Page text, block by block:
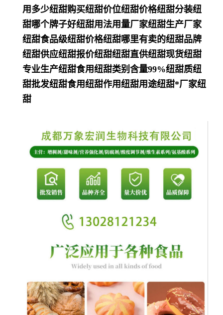
用多少纽甜购买纽甜价位纽甜价格纽甜分装纽
甜哪个牌子好纽甜用法用量厂家纽甜生产厂家
纽甜食品级纽甜价格纽甜哪里有卖的纽甜品牌
纽甜供应纽甜报价纽甜纽甜直供纽甜现货纽甜
专业生产纽甜食用纽甜类别含量99%纽甜质纽
甜批发纽甜食用纽甜作用纽甜用途纽甜*厂家纽
甜